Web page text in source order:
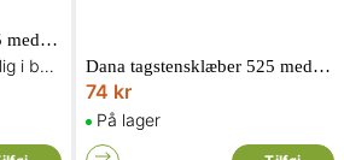
Dana tagstensklæber 525 med 290 ml i teglrød
Restsalg - Kun tilgængelig i begrænset antal og så længe lager haves Dana tagstensklæber 525 med 290 ml i sort
74 kr
På lager